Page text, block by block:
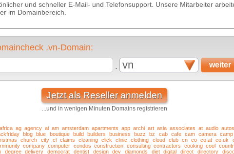
und schneller E-Mail- und Telefonsupport. Unsere Mitarbeiter
im Domainbereich.
.vn-Domain:
. vn
Jetzt als Reseller anmelden
...und in wenigen Minuten Domains registrieren
africa ag agency ai am amsterdam apartments app archi art asia associates at audio autos
blog blue boutique build builders business buzz bz cab cafe cam camera camp
church city cl claims cleaning click clinic clothing cloud club cn co co.at co.uk
company computer condos construction consulting contractors cooking cool
degree delivery democrat dentist design dev diamonds diet digital direct directory